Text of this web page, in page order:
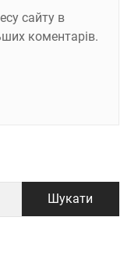
сайту в
коментарів.